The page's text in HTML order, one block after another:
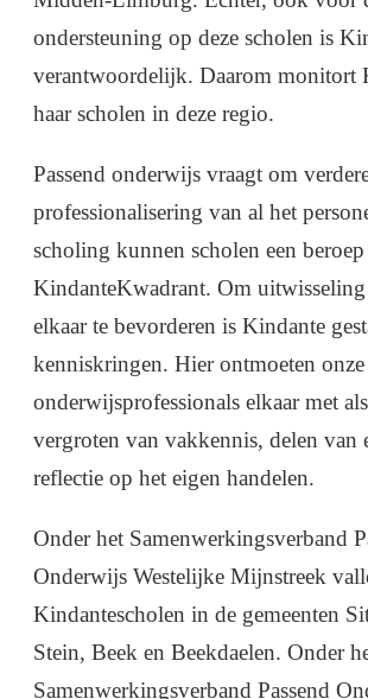
ondersteuning op deze scholen is
verantwoordelijk. Daarom monitort
haar scholen in deze regio.
Passend onderwijs vraagt om
professionalisering van al het
scholing kunnen scholen een
KindanteKwadrant. Om uitwisseling
elkaar te bevorderen is Kindante
kenniskringen. Hier ontmoeten onze
onderwijsprofessionals elkaar met
vergroten van vakkennis, delen van
reflectie op het eigen handelen.
Onder het Samenwerkingsverband
Onderwijs Westelijke Mijnstreek
Kindantescholen in de gemeenten
Stein, Beek en Beekdaelen. Onder
Samenwerkingsverband Passend